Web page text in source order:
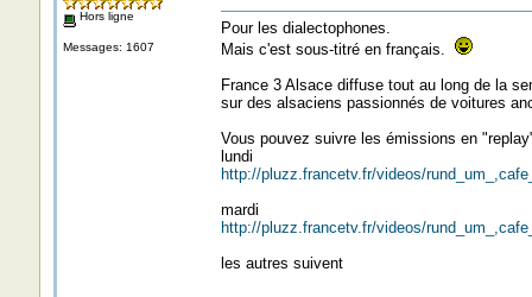
Hors ligne
Messages: 1607
Pour les dialectophones.
Mais c'est sous-titré en français.
France 3 Alsace diffuse tout au long de la
sur des alsaciens passionnés de voitures
Vous pouvez suivre les émissions en
lundi
http://pluzz.francetv.fr/videos/
mardi
http://pluzz.francetv.fr/videos/
les autres suivent